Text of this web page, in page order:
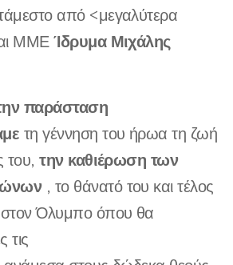
από <μεγαλύτερα
ΜΜΕΊδρυμα Μιχάλης
παράσταση
τη γέννηση του ήρωα τη ζωή
του,την καθιέρωση των
, το θάνατό του και τέλος
Όλυμπο όπου θα
τις